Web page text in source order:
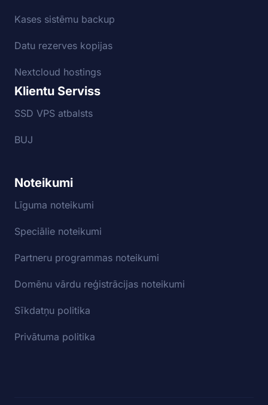
Kases sistēmu backup
Datu rezerves kopijas
Nextcloud hostings
Klientu Serviss
SSD VPS atbalsts
BUJ
Noteikumi
Līguma noteikumi
Speciālie noteikumi
Partneru programmas noteikumi
Domēnu vārdu reģistrācijas noteikumi
Sīkdatņu politika
Privātuma politika